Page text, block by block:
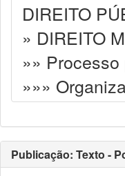
DIREITO
» DIREITO
»»
»»»
Publicação: Texto -